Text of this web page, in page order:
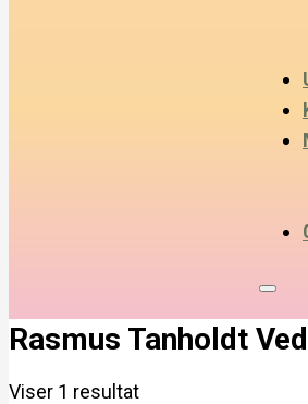
Rasmus Tanholdt
Viser 1 resultat